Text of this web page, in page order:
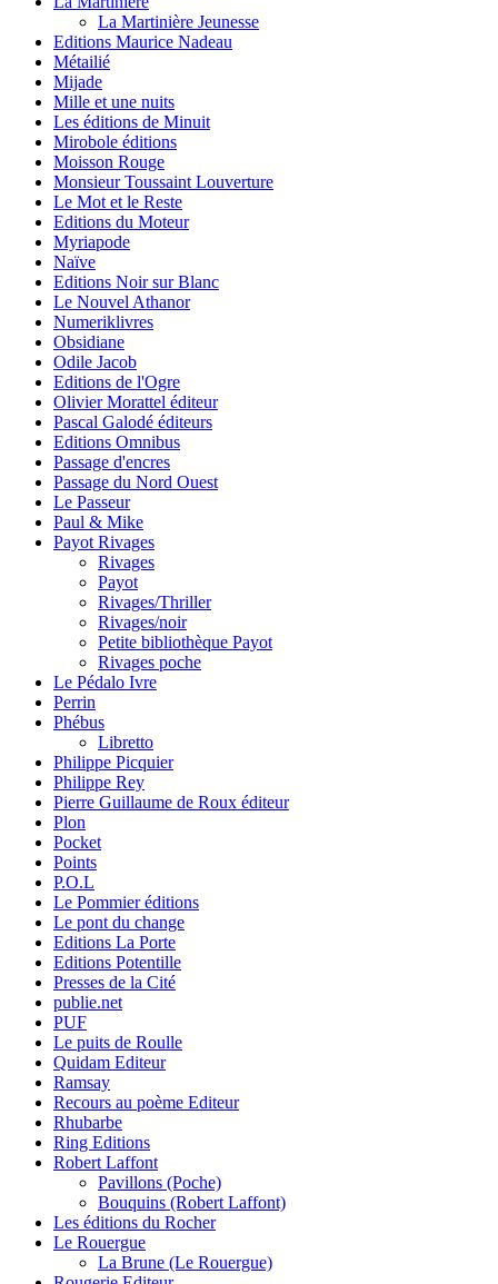
La Martinière Jeunesse
Editions Maurice Nadeau
Métailié
Mijade
Mille et une nuits
Les éditions de Minuit
Mirobole éditions
Moisson Rouge
Monsieur Toussaint Louverture
Le Mot et le Reste
Editions du Moteur
Myriapode
Naïve
Editions Noir sur Blanc
Le Nouvel Athanor
Numeriklivres
Obsidiane
Odile Jacob
Editions de l'Ogre
Olivier Morattel éditeur
Pascal Galodé éditeurs
Editions Omnibus
Passage d'encres
Passage du Nord Ouest
Le Passeur
Paul & Mike
Payot Rivages
Rivages
Payot
Rivages/Thriller
Rivages/noir
Petite bibliothèque Payot
Rivages poche
Le Pédalo Ivre
Perrin
Phébus
Libretto
Philippe Picquier
Philippe Rey
Pierre Guillaume de Roux éditeur
Plon
Pocket
Points
P.O.L
Le Pommier éditions
Le pont du change
Editions La Porte
Editions Potentille
Presses de la Cité
publie.net
PUF
Le puits de Roulle
Quidam Editeur
Ramsay
Recours au poème Editeur
Rhubarbe
Ring Editions
Robert Laffont
Pavillons (Poche)
Bouquins (Robert Laffont)
Les éditions du Rocher
Le Rouergue
La Brune (Le Rouergue)